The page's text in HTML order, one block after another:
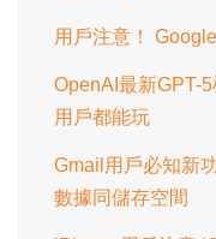
用戶注意！
OpenAI最新GPT-
用戶都能玩
Gmail用戶必知新
數據同儲存空間